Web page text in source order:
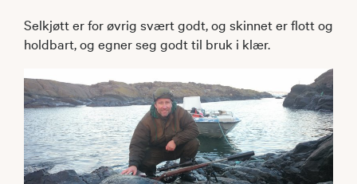
Selkjøtt er for øvrig svært godt, og skinnet er flott og
holdbart, og egner seg godt til bruk i klær.